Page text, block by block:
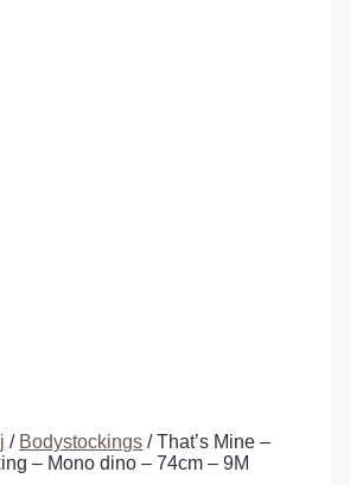
/ Bodystockings / That’s Mine –
– Mono dino – 74cm – 9M